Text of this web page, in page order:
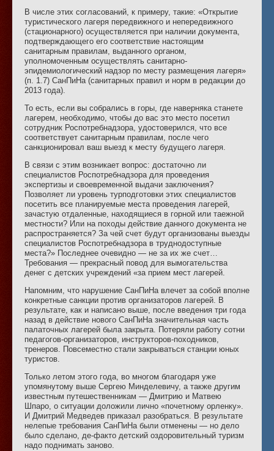
В числе этих согласований, к примеру, такие: «Открытие
туристического лагеря передвижного и непередвижного
(стационарного) осуществляется при наличии документа,
подтверждающего его соответствие настоящим
санитарным правилам, выданного органом,
уполномоченным осуществлять санитарно-
эпидемиологический надзор по месту размещения лагеря»
(п. 1.7) СанПиНа (санитарных правил и норм в редакции до
2013 года).
То есть, если вы собрались в горы, где наверняка станете
лагерем, необходимо, чтобы до вас это место посетил
сотрудник Роспотребнадзора, удостоверился, что все
соответствует санитарным правилам, после чего
санкционировал ваш выезд к месту будущего лагеря.
В связи с этим возникает вопрос: достаточно ли
специалистов Роспотребнадзора для проведения
экспертизы и своевременной выдачи заключения?
Позволяет ли уровень турподготовки этих специалистов
посетить все планируемые места проведения лагерей,
зачастую отдаленные, находящиеся в горной или таежной
местности? Или на походы действие данного документа не
распространяется? За чей счет будут организованы выезды
специалистов Роспотребнадзора в труднодоступные
места?» Последнее очевидно — не за их же счет…
Требования — прекрасный повод для вымогательства
денег с детских учреждений «за прием мест лагерей.
Напомним, что нарушение СанПиНа влечет за собой вполне
конкретные санкции против организаторов лагерей. В
результате, как и написано выше, после введения три года
назад в действие нового СанПиНа значительная часть
палаточных лагерей была закрыта. Потеряли работу сотни
педагогов-организаторов, инструкторов-походников,
тренеров. Повсеместно стали закрываться станции юных
туристов.
Только летом этого года, во многом благодаря уже
упомянутому выше Сергею Минделевичу, а также другим
известным путешественникам — Дмитрию и Матвею
Шпаро, о ситуации доложили лично «почетному орленку».
И Дмитрий Медведев приказал разобраться. В результате
нелепые требования СанПиНа были отменены — но дело
было сделано, де-факто детский оздоровительный туризм
надо поднимать заново.